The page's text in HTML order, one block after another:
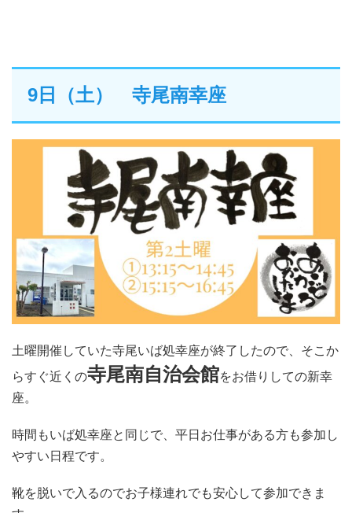
9日（土） 寺尾南幸座
土曜開催していた寺尾いば処幸座が終了したので、そこか
らすぐ近くの寺尾南自治会館をお借りしての新幸
座。
時間もいば処幸座と同じで、平日お仕事がある方も参加し
やすい日程です。
靴を脱いで入るのでお子様連れでも安心して参加できま